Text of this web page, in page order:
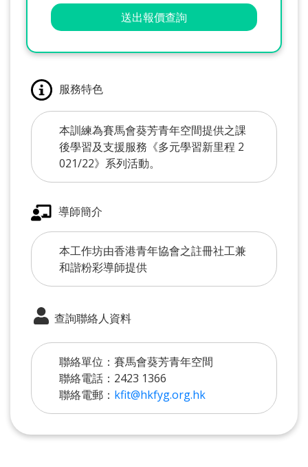
送出報價查詢
服務特色
本訓練為賽馬會葵芳青年空間提供之課
後學習及支援服務《多元學習新里程 2
021/22》系列活動。
導師簡介
本工作坊由香港青年協會之註冊社工兼
和諧粉彩導師提供
查詢聯絡人資料
聯絡單位：賽馬會葵芳青年空間
聯絡電話：2423 1366
聯絡電郵： kfit@hkfyg.org.hk